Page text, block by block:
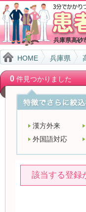
兵庫県高砂
HOME 兵庫県
0件見つかりました
漢方外来
外国語対応
該当する登